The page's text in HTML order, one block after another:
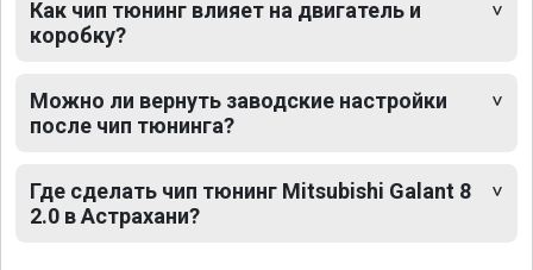
Как чип тюнинг влияет на двигатель и
коробку?
Можно ли вернуть заводские настройки
после чип тюнинга?
Где сделать чип тюнинг Mitsubishi Galant 8
2.0 в Астрахани?